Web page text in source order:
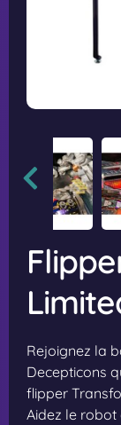
Rejoignez la
Decepticons
flipper
Aidez le